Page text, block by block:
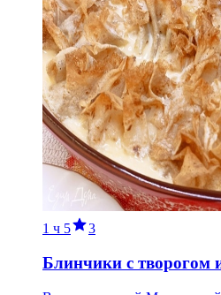
1 ч 5 3
Блинчики с творогом